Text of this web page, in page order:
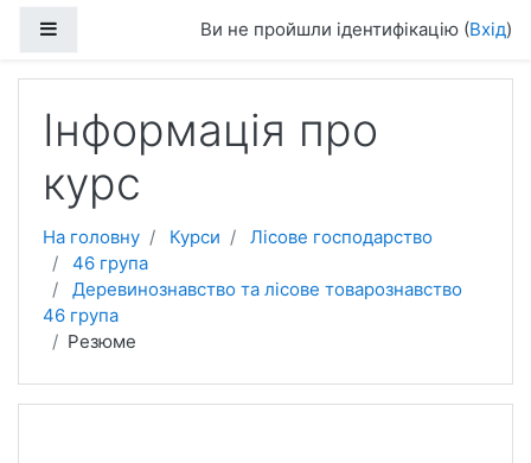
Ви не пройшли ідентифікацію (Вхід)
Інформація про
курс
На головну Курси
Лісове господарство
46 група
Деревинознавство та лісове товарознавство
46 група
Резюме